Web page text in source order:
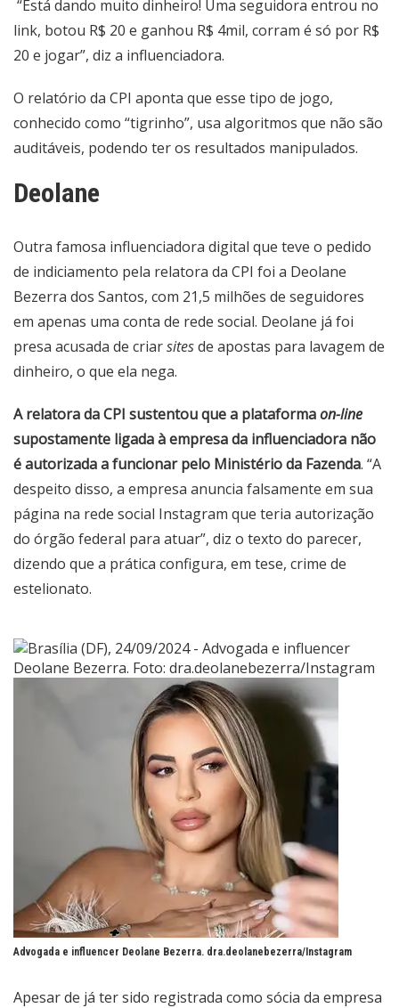
“Está dando muito dinheiro! Uma seguidora entrou no
link, botou R$ 20 e ganhou R$ 4mil, corram é só por R$
20 e jogar”, diz a influenciadora.
O relatório da CPI aponta que esse tipo de jogo,
conhecido como “tigrinho”, usa algoritmos que não são
auditáveis, podendo ter os resultados manipulados.
Deolane
Outra famosa influenciadora digital que teve o pedido
de indiciamento pela relatora da CPI foi a Deolane
Bezerra dos Santos, com 21,5 milhões de seguidores
em apenas uma conta de rede social. Deolane já foi
presa acusada de criarsitesde apostas para lavagem de
dinheiro, o que ela nega.
A relatora da CPI sustentou que a plataformaon-line
supostamente ligada à empresa da influenciadora não
é autorizada a funcionar pelo Ministério da Fazenda. “A
despeito disso, a empresa anuncia falsamente em sua
página na rede social Instagram que teria autorização
do órgão federal para atuar”, diz o texto do parecer,
dizendo que a prática configura, em tese, crime de
estelionato.
Advogada e influencer Deolane Bezerra. dra.deolanebezerra/Instagram
Apesar de já ter sido registrada como sócia da empresa